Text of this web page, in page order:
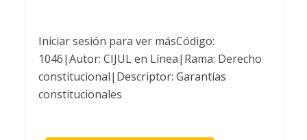
Iniciar sesión para ver másCódigo:
1046|Autor: CIJUL en Línea|Rama: Derecho
constitucional|Descriptor: Garantías
constitucionales